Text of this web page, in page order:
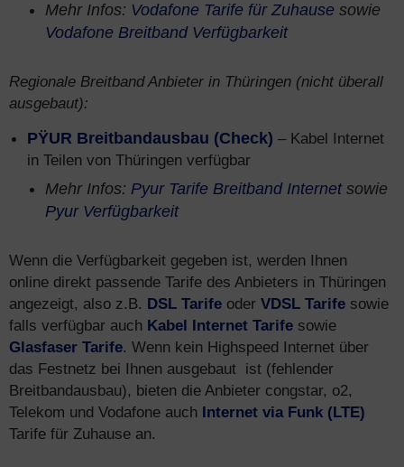
Mehr Infos: Vodafone Tarife für Zuhause sowie
Vodafone Breitband Verfügbarkeit
Regionale Breitband Anbieter in Thüringen (nicht überall
ausgebaut):
PŸUR Breitbandausbau (Check) – Kabel Internet
in Teilen von Thüringen verfügbar
Mehr Infos: Pyur Tarife Breitband Internetsowie
Pyur Verfügbarkeit
Wenn die Verfügbarkeit gegeben ist, werden Ihnen
online direkt passende Tarife des Anbieters in Thüringen
angezeigt, also z.B. DSL Tarife oder VDSL Tarife sowie
falls verfügbar auch Kabel Internet Tarife sowie
Glasfaser Tarife. Wenn kein Highspeed Internet über
das Festnetz bei Ihnen ausgebaut ist (fehlender
Breitbandausbau), bieten die Anbieter congstar, o2,
Telekom und Vodafone auch Internet via Funk (LTE)
Tarife für Zuhause an.